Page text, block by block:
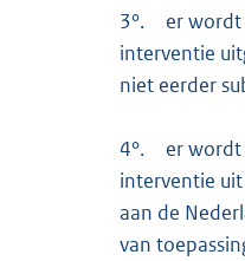
3°.
er wordt
interventie
niet eerder
4°.
er wordt
interventie
aan de
van